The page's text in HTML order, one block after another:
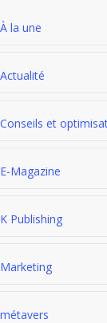
À la une
Actualité
Conseils et
E-Magazine
K Publishing
Marketing
métavers